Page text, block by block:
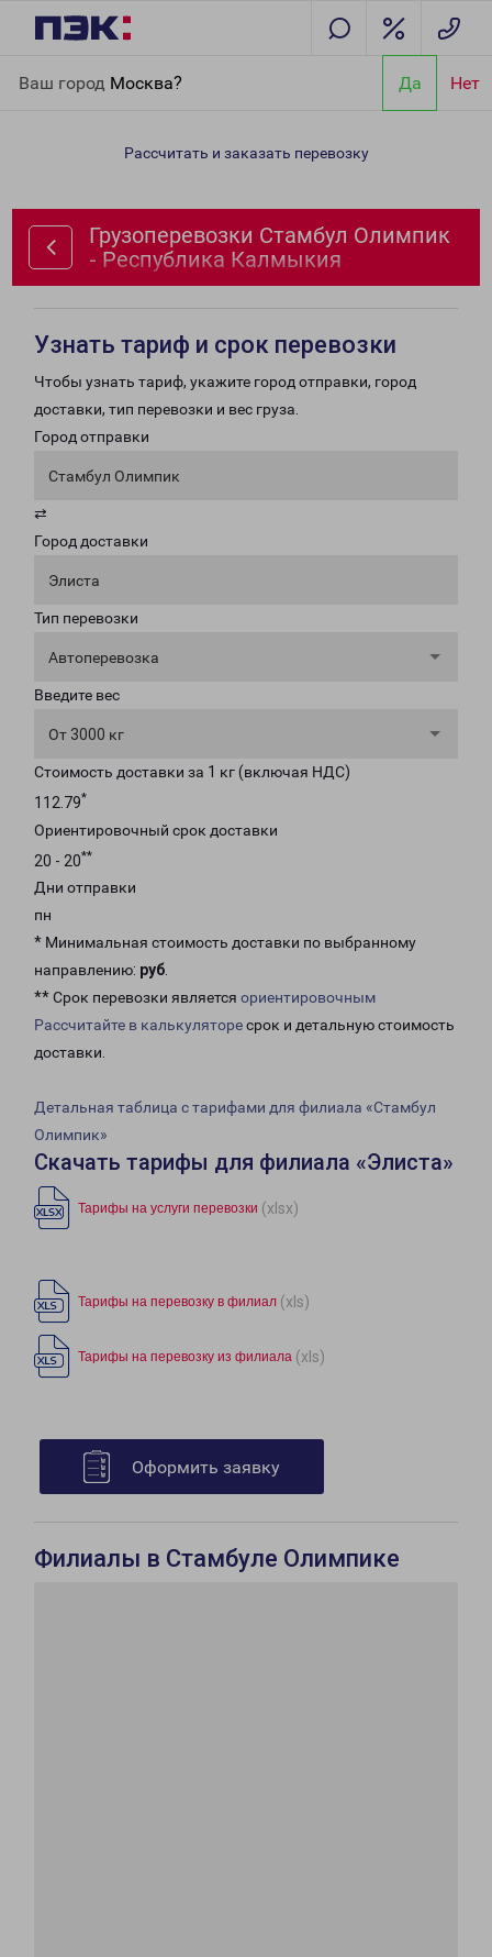
Ваш город Москва? Да Нет
Республика Калмыкия
Рассчитать и заказать перевозку
Грузоперевозки Стамбул Олимпик
- Республика Калмыкия
Узнать тариф и срок перевозки
Чтобы узнать тариф, укажите город отправки, город
доставки, тип перевозки и вес груза.
Город отправки
Стамбул Олимпик
⇄
Город доставки
Элиста
Тип перевозки
Автоперевозка
Введите вес
От 3000 кг
Стоимость доставки за 1 кг (включая НДС)
112.79*
Ориентировочный срок доставки
20 - 20**
Дни отправки
пн
* Минимальная стоимость доставки по выбранному
направлению: руб.
** Срок перевозки является ориентировочным
Рассчитайте в калькуляторесрок и детальную стоимость
доставки.
Детальная таблица с тарифами для филиала «Стамбул
Олимпик»
Скачать тарифы для филиала «Элиста»
Тарифы на услуги перевозки (xlsx)
Тарифы на перевозку в филиал (xls)
Тарифы на перевозку из филиала (xls)
Оформить заявку
Филиалы в Стамбуле Олимпике